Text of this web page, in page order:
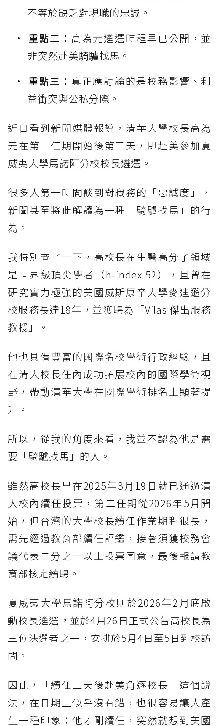
不等於缺乏對現職的忠誠。
重點二： 高為元遴選時程早已公開，並
非突然赴美騎驢找馬。
重點三： 真正應討論的是校務影響、利
益衝突與公私分際。
近日看到新聞媒體報導，清華大學校長高為
元在第二任期開始後第三天，即赴美參加夏
威夷大學馬諾阿分校校長遴選。
很多人第一時間談到對職務的「忠誠度」，
新聞甚至將此解讀為一種「騎驢找馬」的行
為。
我特別查了一下，高校長在生醫高分子領域
是世界級頂尖學者（h-index 52），且曾在
研究實力極強的美國威斯康辛大學麥迪遜分
校服務長達18年，並獲聘為「Vilas 傑出服務
教授」。
他也具備豐富的國際名校學術行政經驗，且
在清大校長任內成功拓展校內的國際學術視
野，帶動清華大學在國際學術排名上顯著提
升。
所以，從我的角度來看，我並不認為他是需
要「騎驢找馬」的人。
雖然高校長早在2025年3月19日就已通過清
大校內續任投票，第二任期從2026年5月開
始，但台灣的大學校長續任作業期程很長，
需先經過教育部續任評鑑，接著須獲校務會
議代表二分之一以上投票同意，最後報請教
育部核定續聘。
夏威夷大學馬諾阿分校則於2026年2月底啟
動校長遴選，並於4月26日正式公告高校長為
三位決選者之一，安排於5月4日至5日到校訪
問。
因此，「續任三天後赴美角逐校長」這個說
法，在日期上似乎沒有錯，也很容易讓人產
生一種印象：他才剛續任，突然就想到美國